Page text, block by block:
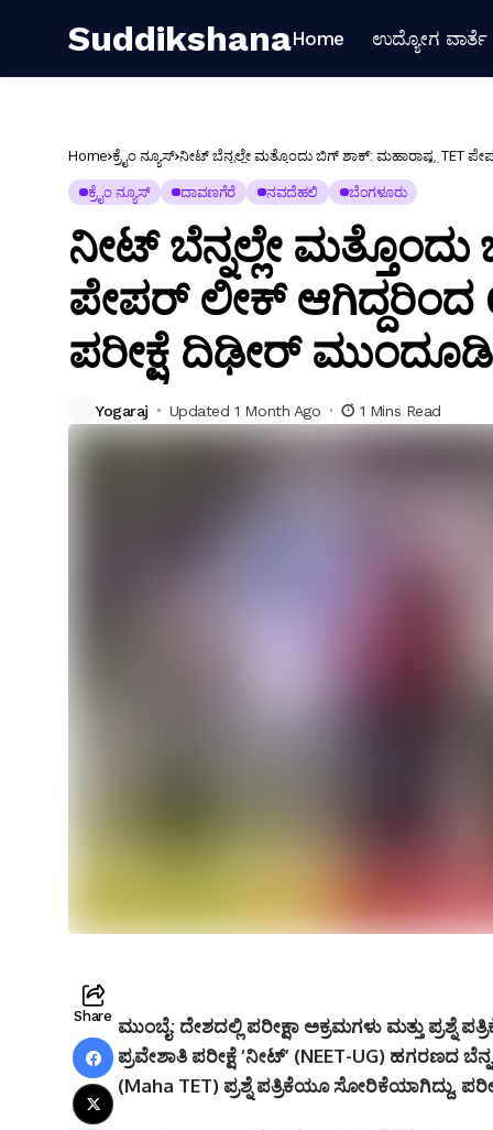
SuddikshanaHome ಉದ್ಯೋಗ ವಾರ್ತೆ
Home ಕ್ರೈಂ ನ್ಯೂಸ್ ನೀಟ್ ಬೆನ್ನಲ್ಲೇ ಮತ್ತೊಂದು ಬಿಗ್ ಶಾಕ್: ಮಹಾರಾಷ್ಟ್ರ TET
ಕ್ರೈಂ ನ್ಯೂಸ್ ದಾವಣಗೆರೆ ನವದೆಹಲಿ ಬೆಂಗಳೂರು
ನೀಟ್ ಬೆನ್ನಲ್ಲೇ
ಪೇಪರ್ ಲೀಕ್ ಆಗಿದ್ದರಿಂದ
ಪರೀಕ್ಷೆ ದಿಢೀರ್
Yogaraj Updated 1 Month Ago 1 Mins Read
Share ಮುಂಬೈ: ದೇಶದಲ್ಲಿ ಪರೀಕ್ಷಾ ಅಕ್ರಮಗಳು ಮತ್ತು ಪ್ರಶ್ನೆ
ಪ್ರವೇಶಾತಿ ಪರೀಕ್ಷೆ ‘ನೀಟ್’ (NEET-UG) ಹಗರಣದ
(Maha TET) ಪ್ರಶ್ನೆ ಪತ್ರಿಕೆಯೂ ಸೋರಿಕೆಯಾಗಿದ್ದು,